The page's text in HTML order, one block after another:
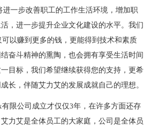
一步改善职工的工作生活环境，增加职
，进一步提升企业文化建设的水平。我们
以赚到更多的钱，更能得到技术和素质
奋斗精神的熏陶，也会拥有享受生活时间
目标，我们希望继续获得您的支持，更希
长，伴随艾力艾的发展成就自己的理想。
限公司成立才仅仅3年，在许多方面还存
力艾是全体员工的大家庭，公司是全体员